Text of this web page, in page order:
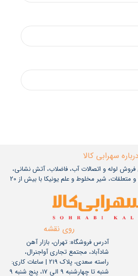
درباره سهرابی کالا
لوله و اتصالات آب، فاضلاب، آتش نشانی،
گاز، استخر، پمپ های آبرسانی و متعلقات، شیر مخلوط و علم یونیکا با بیش از 20
روی نقشه
آدرس فروشگاه: تهران، بازار آهن
شادآباد، مجتمع تجاری آواجنرال،
راسته سعدی، پلاک 219 | ساعات کاری:
شنبه تا چهارشنبه 9 الی 17، پنج شنبه 9